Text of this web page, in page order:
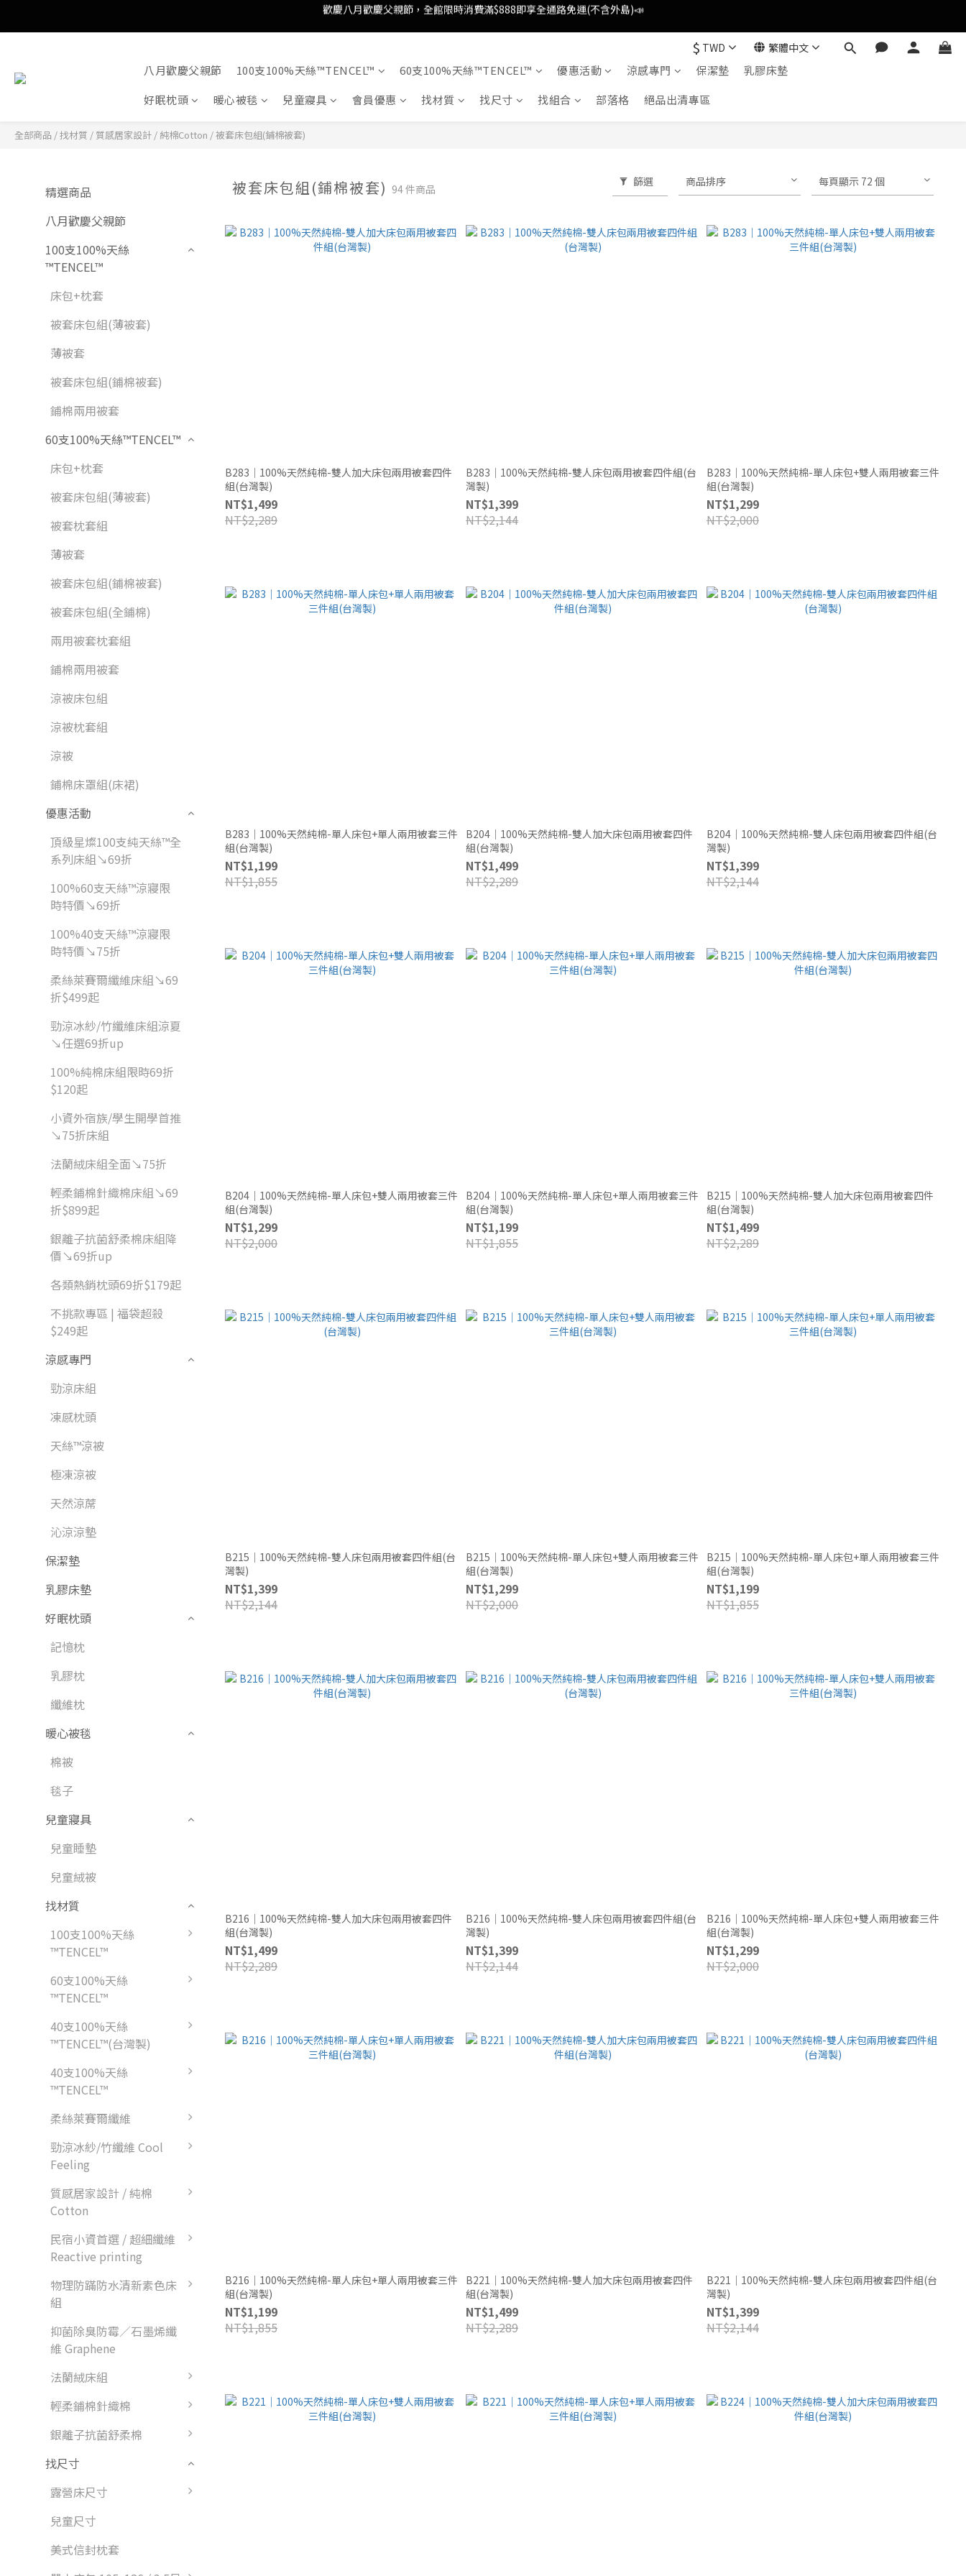
歡慶八月歡慶父親節，全館限時消費滿$888即享全通路免運(不含外島)📣
歡慶八月歡慶父親節，新加入會員即可得購物金$88📣
歡慶八月歡慶父親節，全館限時消費滿$888即享全通路免運(不含外島)📣
$ TWD 繁體中文
八月歡慶父親節 100支100%天絲™TENCEL™ 60支100%天絲™TENCEL™ 優惠活動 涼感專門 保潔墊
乳膠床墊
好眠枕頭
暖心被毯 兒童寢具 會員優惠 找材質 找尺寸 找組合 部落格 絕品出清專區
全部商品 /找材質 / 質感居家設計 / 純棉Cotton /被套床包組(鋪棉被套)
精選商品
八月歡慶父親節
100支100%天絲
™TENCEL™
床包+枕套
被套床包組(薄被套)
薄被套
被套床包組(鋪棉被套)
鋪棉兩用被套
60支100%天絲™TENCEL™
床包+枕套
被套床包組(薄被套)
被套枕套組
薄被套
被套床包組(鋪棉被套)
被套床包組(全鋪棉)
兩用被套枕套組
鋪棉兩用被套
涼被床包組
涼被枕套組
涼被
鋪棉床罩組(床裙)
優惠活動
頂級星燦100支純天絲™全
系列床組↘69折
100%60支天絲™涼寢限
時特價↘69折
100%40支天絲™涼寢限
時特價↘75折
柔絲萊賽爾纖維床組↘69
折$499起
勁涼冰紗/竹纖維床組涼夏
↘任選69折up
100%純棉床組限時69折
$120起
小資外宿族/學生開學首推
↘75折床組
法蘭絨床組全面↘75折
輕柔鋪棉針織棉床組↘69
折$899起
銀離子抗菌舒柔棉床組降
價↘69折up
各類熱銷枕頭69折$179起
不挑款專區 | 福袋超殺
$249起
涼感專門
勁涼床組
凍感枕頭
天絲™涼被
極凍涼被
天然涼蓆
沁涼涼墊
保潔墊
乳膠床墊
好眠枕頭
記憶枕
乳膠枕
纖維枕
暖心被毯
棉被
毯子
兒童寢具
兒童睡墊
兒童絨被
找材質
100支100%天絲
™TENCEL™
60支100%天絲
™TENCEL™
40支100%天絲
™TENCEL™(台灣製)
40支100%天絲
™TENCEL™
柔絲萊賽爾纖維
勁涼冰紗/竹纖維 Cool
Feeling
質感居家設計 / 純棉
Cotton
民宿小資首選 / 超細纖維
Reactive printing
物理防蹣防水清新素色床
組
抑菌除臭防霉／石墨烯纖
維 Graphene
法蘭絨床組
輕柔鋪棉針織棉
銀離子抗菌舒柔棉
找尺寸
露營床尺寸
兒童尺寸
美式信封枕套
被套床包組(鋪棉被套) 94 件商品
篩選 商品排序 每頁顯示 72 個
B283｜100%天然純棉-雙人加大床包兩用被套四件
組(台灣製)
NT$1,499
NT$2,289
B283｜100%天然純棉-雙人床包兩用被套四件組(台
灣製)
NT$1,399
NT$2,144
B283｜100%天然純棉-單人床包+雙人兩用被套三件
組(台灣製)
NT$1,299
NT$2,000
B283｜100%天然純棉-單人床包+單人兩用被套三件
組(台灣製)
NT$1,199
NT$1,855
B204｜100%天然純棉-雙人加大床包兩用被套四件
組(台灣製)
NT$1,499
NT$2,289
B204｜100%天然純棉-雙人床包兩用被套四件組(台
灣製)
NT$1,399
NT$2,144
B204｜100%天然純棉-單人床包+雙人兩用被套三件
組(台灣製)
NT$1,299
NT$2,000
B204｜100%天然純棉-單人床包+單人兩用被套三件
組(台灣製)
NT$1,199
NT$1,855
B215｜100%天然純棉-雙人加大床包兩用被套四件
組(台灣製)
NT$1,499
NT$2,289
B215｜100%天然純棉-雙人床包兩用被套四件組(台
灣製)
NT$1,399
NT$2,144
B215｜100%天然純棉-單人床包+雙人兩用被套三件
組(台灣製)
NT$1,299
NT$2,000
B215｜100%天然純棉-單人床包+單人兩用被套三件
組(台灣製)
NT$1,199
NT$1,855
B216｜100%天然純棉-雙人加大床包兩用被套四件
組(台灣製)
NT$1,499
NT$2,289
B216｜100%天然純棉-雙人床包兩用被套四件組(台
灣製)
NT$1,399
NT$2,144
B216｜100%天然純棉-單人床包+雙人兩用被套三件
組(台灣製)
NT$1,299
NT$2,000
B216｜100%天然純棉-單人床包+單人兩用被套三件
組(台灣製)
NT$1,199
NT$1,855
B221｜100%天然純棉-雙人加大床包兩用被套四件
組(台灣製)
NT$1,499
NT$2,289
B221｜100%天然純棉-雙人床包兩用被套四件組(台
灣製)
NT$1,399
NT$2,144